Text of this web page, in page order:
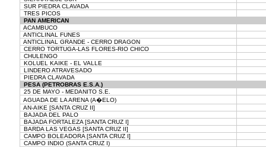
SUR PIEDRA CLAVADA
TRES PICOS
PAN AMERICAN
ACAMBUCO
ANTICLINAL FUNES
ANTICLINAL GRANDE - CERRO DRAGON
CERRO TORTUGA-LAS FLORES-RIO CHICO
CHULENGO
KOLUEL KAIKE - EL VALLE
LINDERO ATRAVESADO
PIEDRA CLAVADA
PESA (PETROBRAS E.S.A.)
25 DE MAYO - MEDANITO S.E.
AGUADA DE LA ARENA (A�ELO)
AN-AIKE [SANTA CRUZ II]
BAJADA DEL PALO
BAJADA FORTALEZA [SANTA CRUZ I]
BARDA LAS VEGAS [SANTA CRUZ II]
CAMPO BOLEADORA [SANTA CRUZ I]
CAMPO INDIO (SANTA CRUZ I)